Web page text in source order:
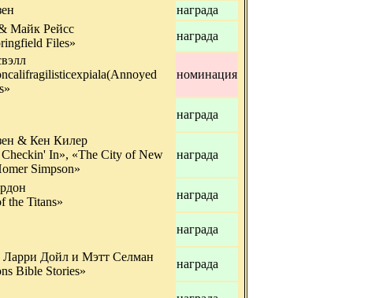
награда
Майк Рейсс
Files»
награда
номинация
награда
& Кен Килер
Checkin' In», «The City of New
Simpson»
награда
the Titans»
награда
награда
Дойл и Мэтт Селман
Bible Stories»
награда